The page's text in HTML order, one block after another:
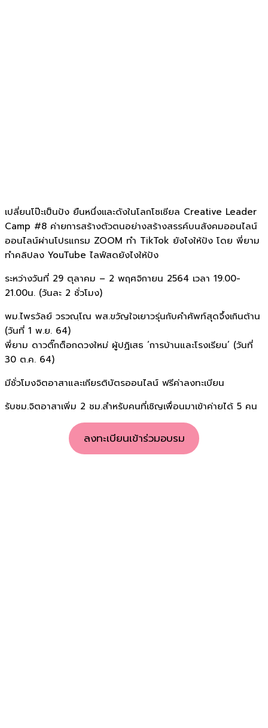
เปลี่ยนโป๊ะเป็นปัง ยืนหนึ่งเเละดังในโลกโซเชียล Creative Leader
Camp #8 ค่ายการสร้างตัวตนอย่างสร้างสรรค์บนสังคมออนไลน์
ออนไลน์ผ่านโปรแกรม ZOOM ทำ TikTok ยังไงให้ปัง โดย พี่ยาม
ทำคลิปลง YouTube ไลฟ์สดยังไงให้ปัง
ระหว่างวันที่ 29 ตุลาคม – 2 พฤศจิกายน 2564 เวลา 19.00-
21.00น. (วันละ 2 ชั่วโมง)
พม.ไพรวัลย์ วรวณฺโณ พส.ขวัญใจเยาวรุ่นกับคำศัพท์สุดจึ้งเกินต้าน
(วันที่ 1 พ.ย. 64)
พี่ยาม ดาวติ๊กต็อกดวงใหม่ ผู้ปฏิเสธ ‘การบ้านและโรงเรียน’ (วันที่
30 ต.ค. 64)
มีชั่วโมงจิตอาสาและเกียรติบัตรออนไลน์ ฟรีค่าลงทะเบียน
รับชม.จิตอาสาเพิ่ม 2 ชม.สำหรับคนที่เชิญเพื่อนมาเข้าค่ายได้ 5 คน
ลงทะเบียนเข้าร่วมอบรม